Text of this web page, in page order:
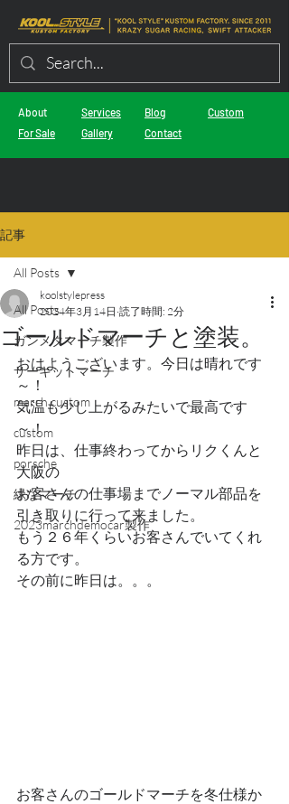
About
For Sale
Services
Gallery
Blog
Contact
Custom
記事
All Posts
ガンメタマーチ製作
サーキットマーチ
march custom
custom
porsche
緑なマーチ
2023marchdemocar製作
All Posts
ゴールドマーチと塗装。
koolstylepress
2024年3月14日 読了時間: 2分
おはようございます。今日は晴れです
～！
気温も少し上がるみたいで最高です
～！
昨日は、仕事終わってからリクくんと
大阪の
お客さんの仕事場までノーマル部品を
引き取りに行って来ました。
もう２６年くらいお客さんでいてくれ
る方です。
その前に昨日は。。。
お客さんのゴールドマーチを冬仕様か